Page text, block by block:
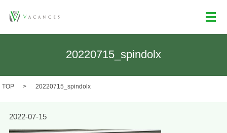
メ
20220715_spindolx
TOP 20220715_spindolx
2022-07-15